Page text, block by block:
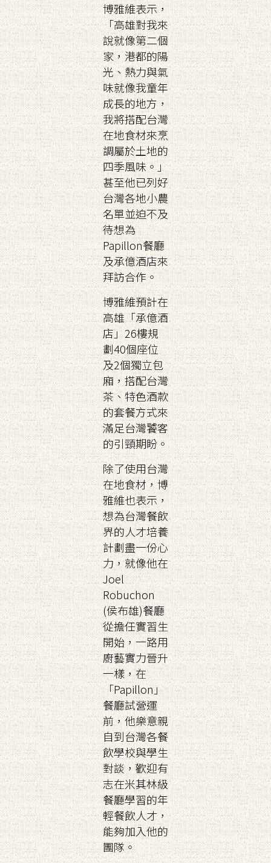
博雅維表示，
「高雄對我來
說就像第二個
家，港都的陽
光、熱力與氣
味就像我童年
成長的地方，
我將搭配台灣
在地食材來烹
調屬於土地的
四季風味。」
甚至他已列好
台灣各地小農
名單並迫不及
待想為
Papillon餐廳
及承億酒店來
拜訪合作。
博雅維預計在
高雄「承億酒
店」26樓規
劃40個座位
及2個獨立包
廂，搭配台灣
茶、特色酒款
的套餐方式來
滿足台灣饕客
的引頸期盼。
除了使用台灣
在地食材，博
雅維也表示，
想為台灣餐飲
界的人才培養
計劃盡一份心
力，就像他在
Joel
Robuchon
(侯布雄)餐廳
從擔任實習生
開始，一路用
廚藝實力晉升
一樣，在
「Papillon」
餐廳試營運
前，他樂意親
自到台灣各餐
飲學校與學生
對談，歡迎有
志在米其林級
餐廳學習的年
輕餐飲人才，
能夠加入他的
團隊。